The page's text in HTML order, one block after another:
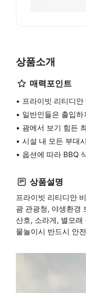
상품소개
매력포인트
프라이빗 리티디
일반인들은 출입
괌에서 보기 힘든
시설 내 모든 부대
옵션에 따라 BBQ
상품설명
프라이빗 리티디안
괌 관광청, 야생환경
산호, 소라게, 별모래
물놀이시 반드시 안